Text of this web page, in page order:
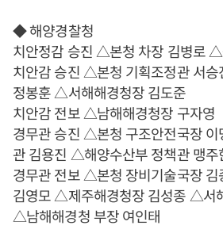
◆ 해양경찰청
치안정감 승진 △본청 차장 김병로
치안감 승진 △본청 기획조정관 서
정봉훈 △서해해경청장 김도준
치안감 전보 △남해해경청장 구자영
경무관 승진 △본청 구조안전국장
관 김용진 △해양수산부 정책관 맹주
경무관 전보 △본청 장비기술국장
김영모 △제주해경청장 김성종 △서
△남해해경청 부장 여인태